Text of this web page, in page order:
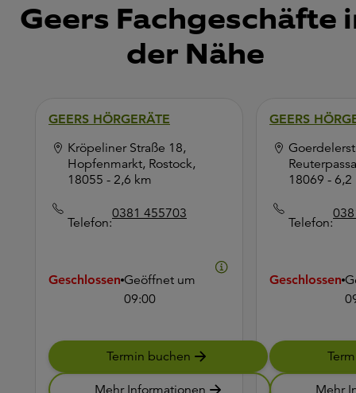
Geers Fachgeschäfte
der Nähe
GEERS HÖRGERÄTE
Kröpeliner Straße 18,
Hopfenmarkt, Rostock,
18055 - 2,6 km
Telefon:
0381 455703
Geschlossen Geöffnet um
09:00
Termin buchen
GEERS
18069 - 6,2
Telefon:
Geschlossen